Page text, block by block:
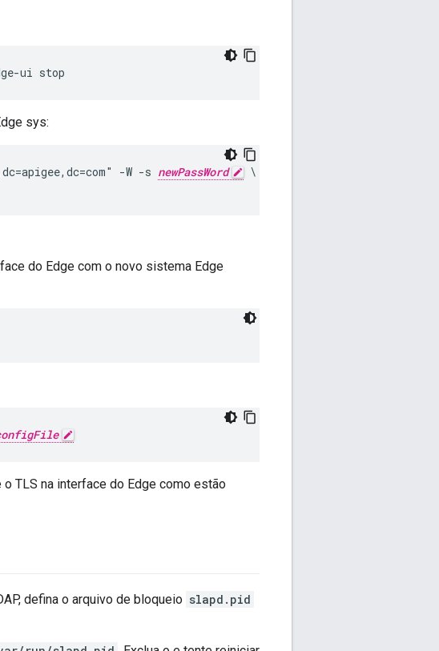
ui stop
sys:
-W -s newPassWord
\
do Edge com o novo sistema Edge
o TLS na interface do Edge como estão
defina o arquivo de bloqueio slapd.pid